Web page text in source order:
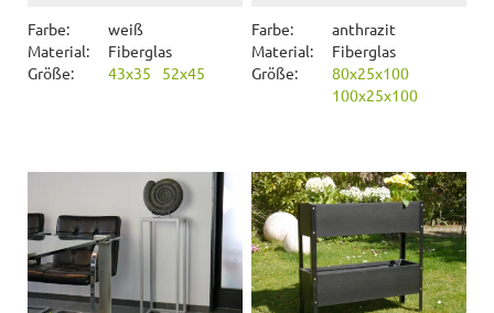
Farbe:
weiß
Material:
Fiberglas
Größe:
43x35 52x45
Farbe:
anthrazit
Material:
Fiberglas
Größe:
80x25x100
100x25x100